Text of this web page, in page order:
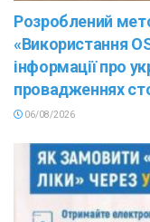
Розроблений
«Використання
інформації про
провадженнях
06/08/2026